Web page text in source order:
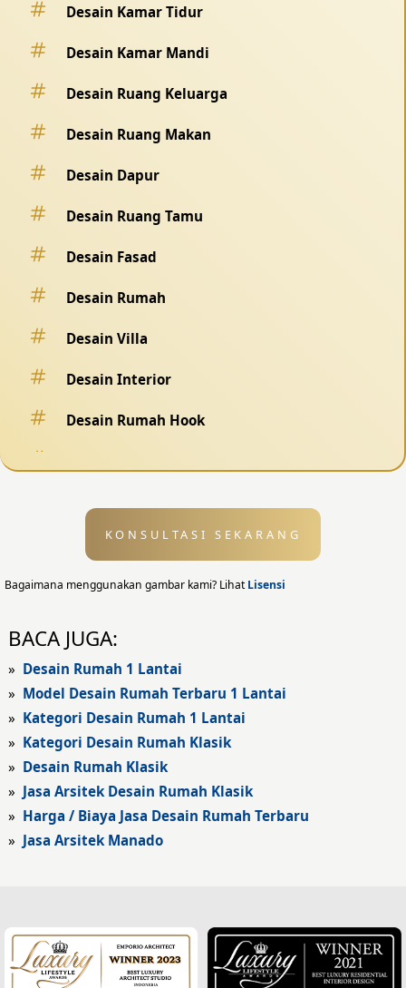
Desain Kamar Tidur
Desain Kamar Mandi
Desain Ruang Keluarga
Desain Ruang Makan
Desain Dapur
Desain Ruang Tamu
Desain Fasad
Desain Rumah
Desain Villa
Desain Interior
Desain Rumah Hook
Desain Eksterior
Desain Eksterior Rumah
Desain Rumah Modern
Fasad Rumah Modern
Fasad Kantor
Fasad Hotel
Desain Rumah Mediteran
KONSULTASI SEKARANG
Bagaimana menggunakan gambar kami? LihatLisensi
BACA JUGA:
» Desain Rumah 1 Lantai
» Model Desain Rumah Terbaru 1 Lantai
» Kategori Desain Rumah 1 Lantai
» Kategori Desain Rumah Klasik
» Desain Rumah Klasik
» Jasa Arsitek Desain Rumah Klasik
» Harga / Biaya Jasa Desain Rumah Terbaru
» Jasa Arsitek Manado